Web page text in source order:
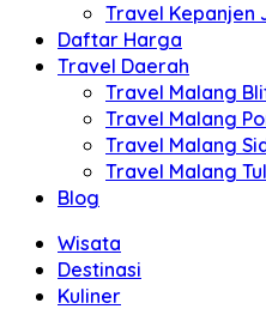
Travel Kepanjen
Daftar Harga
Travel Daerah
Travel Malang
Travel Malang
Travel Malang
Travel Malang
Blog
Wisata
Destinasi
Kuliner